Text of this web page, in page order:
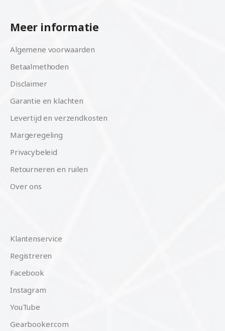
Meer informatie
Algemene voorwaarden
Betaalmethoden
Disclaimer
Garantie en klachten
Levertijd en verzendkosten
Margeregeling
Privacybeleid
Retourneren en ruilen
Over ons
Klantenservice
Registreren
Facebook
Instagram
YouTube
Gearbooker.com